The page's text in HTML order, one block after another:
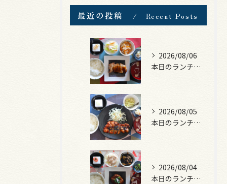
最近の投稿 Recent Posts
2026/08/06
本日のランチは、照焼きチキン！
2026/08/05
本日のランチは、ロース豚カツ梅はさみ！
2026/08/04
本日のランチは、煮込みハンバーグ！